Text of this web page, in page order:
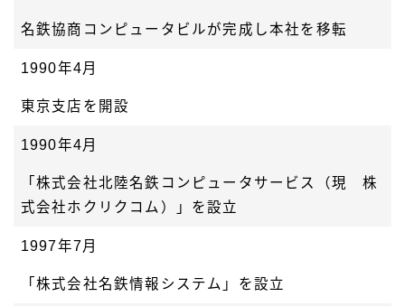
名鉄協商コンピュータビルが完成し本社を移転
1990年4月
東京支店を開設
1990年4月
「株式会社北陸名鉄コンピュータサービス（現 株
式会社ホクリクコム）」を設立
1997年7月
「株式会社名鉄情報システム」を設立